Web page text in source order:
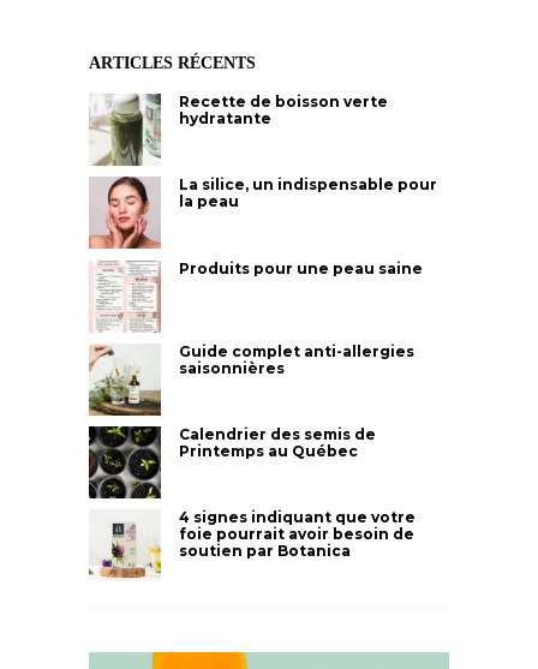
ARTICLES RÉCENTS
Recette de boisson verte
hydratante
La silice, un indispensable pour
la peau
Produits pour une peau saine
Guide complet anti-allergies
saisonnières
Calendrier des semis de
Printemps au Québec
4 signes indiquant que votre
foie pourrait avoir besoin de
soutien par Botanica